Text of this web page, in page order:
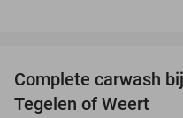
Complete carwash
Tegelen of Weert